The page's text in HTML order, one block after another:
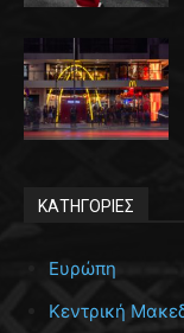
ΚΑΤΗΓΟΡΙΕΣ
Ευρώπη
Κεντρική